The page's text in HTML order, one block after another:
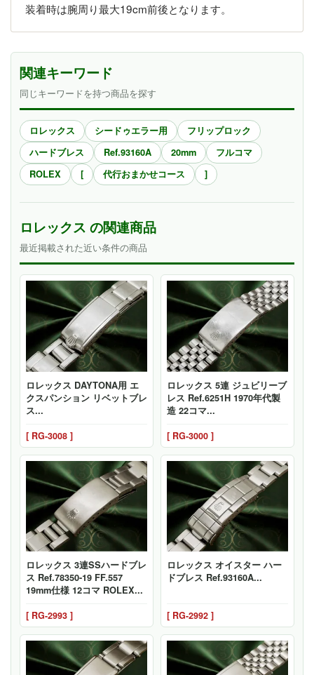
装着時は腕周り最大19cm前後となります。
関連キーワード
同じキーワードを持つ商品を探す
ロレックス シードゥエラー用
フリップロック
ハードブレス
Ref.93160A 20mm
フルコマ
ROLEX
[ 代行おまかせコース ]
ロレックス の関連商品
最近掲載された近い条件の商品
ロレックス DAYTONA用 エ
クスパンション リベットブレ
ス...
[ RG-3008 ]
ロレックス 5連 ジュビリーブ
レス Ref.6251H 1970年代製
造 22コマ...
[ RG-3000 ]
ロレックス 3連SSハードブレ
ス Ref.78350-19 FF.557
19mm仕様 12コマ ROLEX...
[ RG-2993 ]
ロレックス オイスター ハー
ドブレス Ref.93160A...
[ RG-2992 ]